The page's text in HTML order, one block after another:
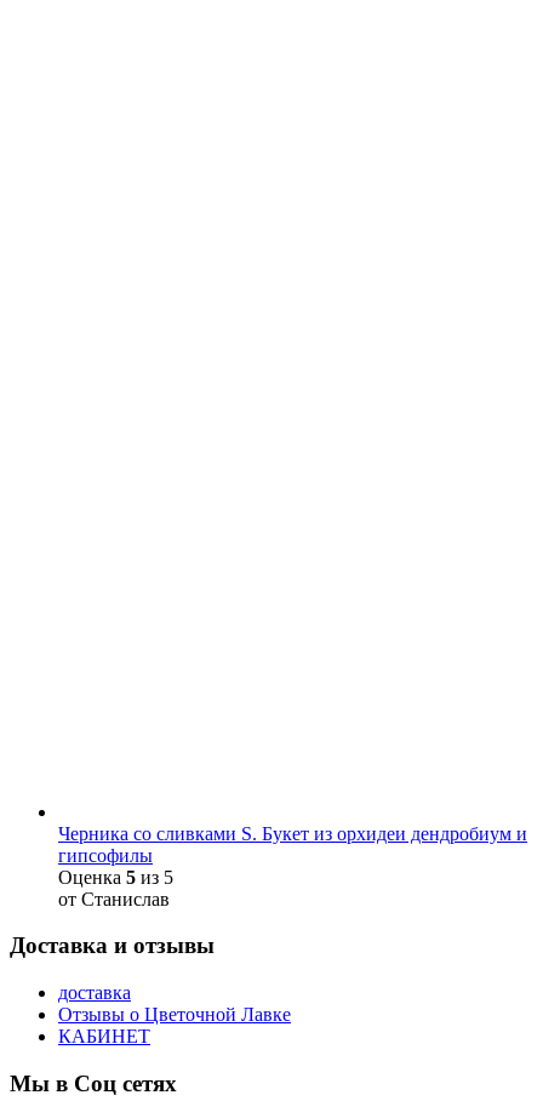
Черника со сливками S. Букет из орхидеи дендробиум и
гипсофилы
Оценка 5 из 5
от Станислав
Доставка и отзывы
доставка
Отзывы о Цветочной Лавке
КАБИНЕТ
Мы в Соц сетях